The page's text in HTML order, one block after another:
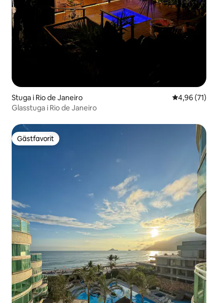
Stuga i Rio de Janeiro 4,96 av 5 i
4,96 (71)
Glasstuga i Rio de Janeiro
Gästfavorit
Gästfavorit